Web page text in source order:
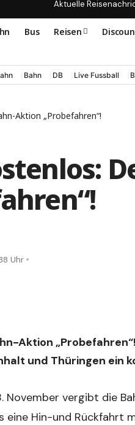
Aktuelle
Bus Reisen
Bahn DB Live Fussball
Aktion „Probefahren“!
Uhr
Aktion
und Thüringen ein
November vergibt die
Hin-und Rückfahrt